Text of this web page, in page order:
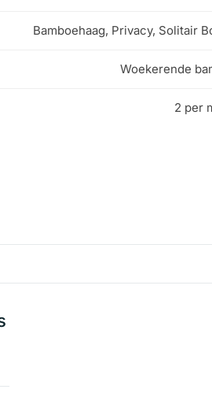
Bamboehaag, Privacy, Solitair
Woekerende
2 per